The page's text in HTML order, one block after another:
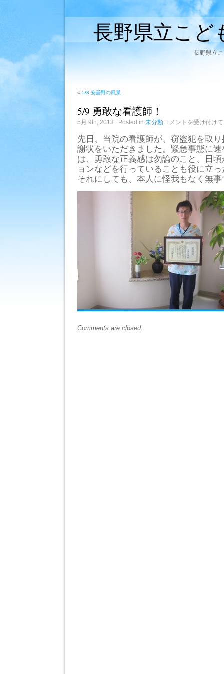
長野県立こど
長野県立
« 5/8 安曇野の風景
5/9 勇敢な看護師！
5月 9th, 2013 . Posted in 未分類5/9
勇
な
護
師！
は
コメントを受け付け
先日、当院の看護師が、窃盗犯を取
謝状をいただきました。緊急事態に
は、勇敢な正義感は勿論のこと、日
ョンなどを行っていることも役に立
それにしても、本人に怪我もなく無
Comments are closed.